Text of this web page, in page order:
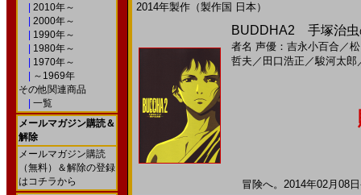
2010年～
2000年～
1990年～
1980年～
1970年～
～1969年
その他関連商品
一覧
メールマガジン購読＆
解除
メールマガジン購読
（無料）＆解除の登録
はコチラから
2014年製作（製作国 日本）
BUDDHA2 手塚治虫
者名 声優：吉永小百合 ／
哲夫 ／ 田口浩正 ／駿河太郎
冒険へ。2014年02月08